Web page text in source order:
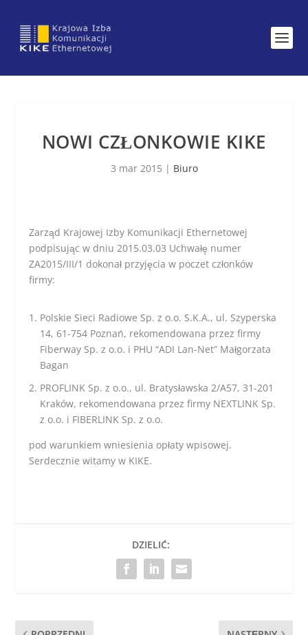
NOWI CZŁONKOWIE KIKE
3 mar 2015 | Biuro
Zarząd Krajowej Izby Komunikacji Ethernetowej
podpisując w dniu 2015.03.03 Uchwałę numer
ZA2015/III/1 dokonał przyjęcia w poczet członków
firmy:
Polskie Sieci Radiowe Sp. z o.o. S.K.A., ul. Szyperska
14, 61-754 Poznań, rekomendowana przez firmy
Fiberway Sp. z o.o. i PHU “ADI Lan-Net” Małgorzata
Bagan
PROFLINK Sp. z o.o., ul. Bratysławska 2/A57, 31-201
Kraków, rekomendowana przez firmy NEXTLINK Sp.
z o.o. i FIBERLINK Sp. z o.o.
pod warunkiem wniesienia opłaty wpisowej.
Serdecznie witamy w KIKE.
DZIELIĆ: